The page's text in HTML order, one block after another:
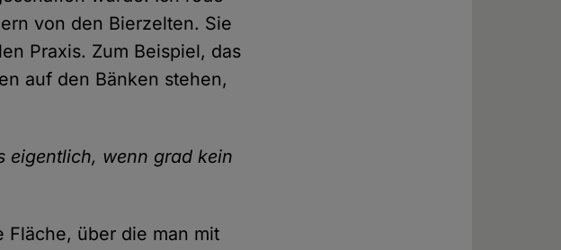
von den Bierzelten. Sie
Praxis. Zum Beispiel, das
auf den Bänken stehen,
eigentlich, wenn grad kein
Fläche, über die man mit